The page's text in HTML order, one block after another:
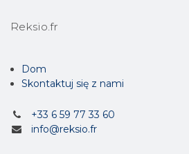
Reksio.fr
Dom
Skontaktuj się z nami
+33 6 59 77 33 60
info@reksio.fr